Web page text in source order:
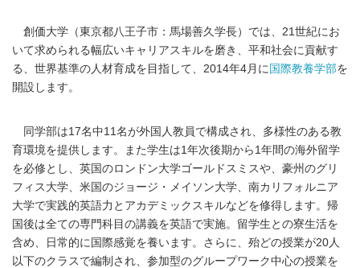
創価大学（東京都八王子市：馬場善久学長）では、21世紀にお
いて求められる幅広いキャリアスキルを磨き、平和社会に貢献す
る、世界基準の人材育成を目指して、2014年4月に 国際教養学部を
開設します。
同学部は17名中11名が外国人教員で構成され、多様性のある教
育環境を提供します。また学生は1年次後期から1年間の海外留学
を必修とし、英国のロンドン大学ゴールドスミスや、豪州のグリ
フィス大学、米国のジョージ・メイソン大学、南カリフォルニア
大学で実践的英語力とアカデミックスキルなどを修得します。帰
国後は全ての専門科目の講義を英語で実施。留学生との寮生活を
含め、日常的に国際感覚を養います。さらに、殆どの授業が20人
以下のクラスで編制され、参加型のグループワーク中心の授業を